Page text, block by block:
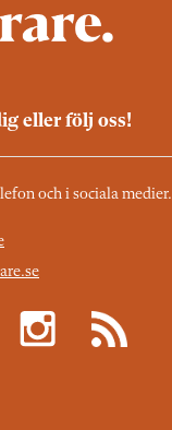
eller följ oss!
och i sociala medier.